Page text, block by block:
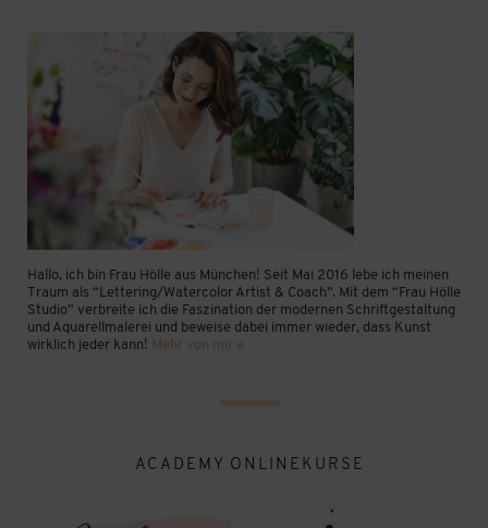
Hallo, ich bin Frau Hölle aus München! Seit Mai 2016 lebe ich meinen
Traum als “Lettering/Watercolor Artist & Coach”. Mit dem “Frau Hölle
Studio” verbreite ich die Faszination der modernen Schriftgestaltung
und Aquarellmalerei und beweise dabei immer wieder, dass Kunst
wirklich jeder kann! Mehr von mir »
ACADEMY ONLINEKURSE